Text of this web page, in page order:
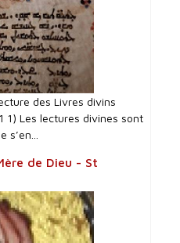
des Livres divins
1) Les lectures divines sont
de Dieu - St